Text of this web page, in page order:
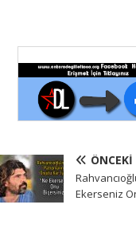
ÖNCEKI
Ekerseniz